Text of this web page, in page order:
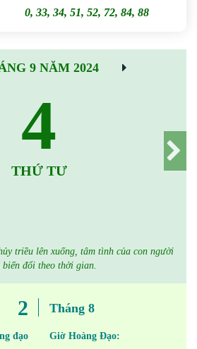
0, 33, 34, 51, 52, 72, 84, 88
9 NĂM 2024
4
THỨ TƯ
triều lên xuống, tâm tình của con người
biến đổi theo thời gian.
2
đạo
Tháng 8
Giờ Hoàng Đạo: